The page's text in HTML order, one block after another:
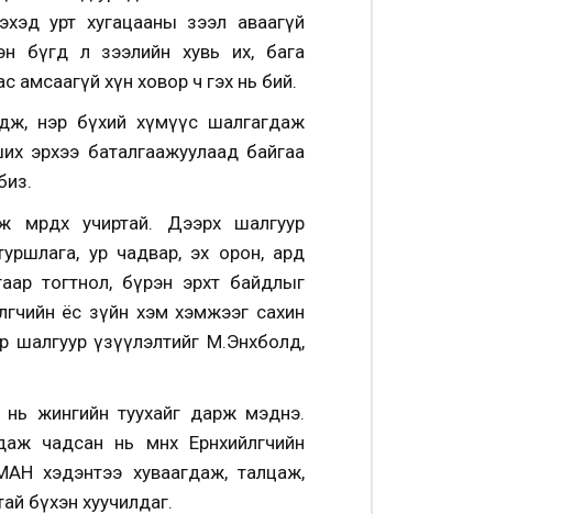
урт хугацааны зээл аваагүй
бүгд л зээлийн хувь их, бага
амсаагүй хүн ховор ч гэх нь бий.
нэр бүхий хүмүүс шалгагдаж
эрхээ баталгаажуулаад байгаа
учиртай. Дээрх шалгуур
ур чадвар, эх орон, ард
тогтнол, бүрэн эрхт байдлыг
ёс зүйн хэм хэмжээг сахин
шалгуур үзүүлэлтийг М.Энхболд,
жингийн туухайг дарж мэднэ.
чадсан нь өмнөх Ерөнхийлөгчийн
хэдэнтээ хуваагдаж, талцаж,
бүхэн хуучилдаг.